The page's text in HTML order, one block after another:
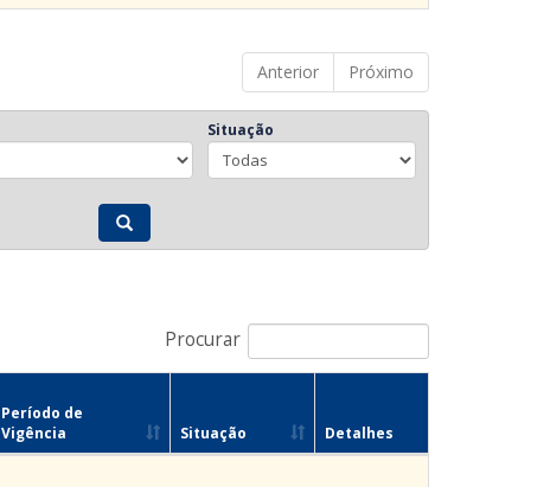
Anterior
Próximo
Situação
Procurar
Período de
Vigência
Situação Detalhes